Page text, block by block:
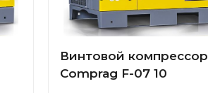
Винтовой компрессор
Comprag F-07 10